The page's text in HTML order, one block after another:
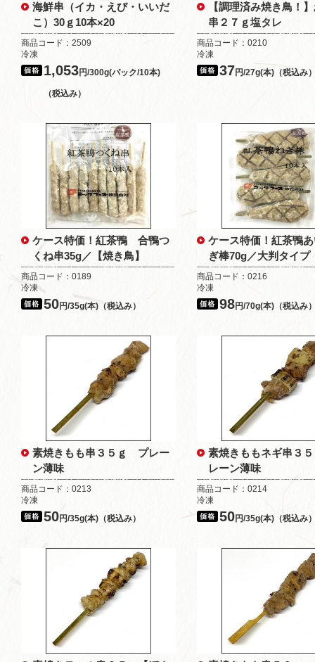
海鮮串（イカ・えび・いいだ
こ）30ｇ10本×20
商品コード：2509
冷凍
1,053円/300g(パック/10本)
（税込み）
【調理済み焼き鳥！
串２７ｇ塩タレ
商品コード：0210
冷凍
37円/27g(本)（税込み
ケース特価！紅茶鴨 合鴨つ
くね串35g／【焼き鳥】
商品コード：0189
冷凍
50円/35g(本)（税込み）
ケース特価！紅茶鴨
ぎ棒70g／大判タイプ
商品コード：0216
冷凍
98円/70g(本)（税込み
素焼きもも串３５ｇ プレー
ン薄味
商品コード：0213
冷凍
50円/35g(本)（税込み）
素焼きももネギ串３
レーン薄味
商品コード：0214
冷凍
50円/35g(本)（税込み